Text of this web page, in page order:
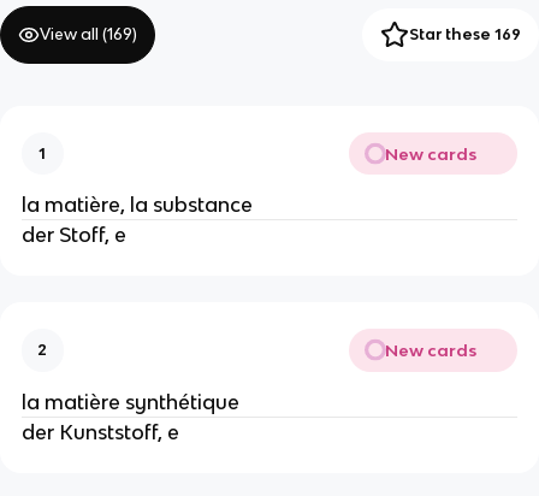
View all (169) Star these 169
1 New cards
la matière, la substance
der Stoff, e
2 New cards
la matière synthétique
der Kunststoff, e